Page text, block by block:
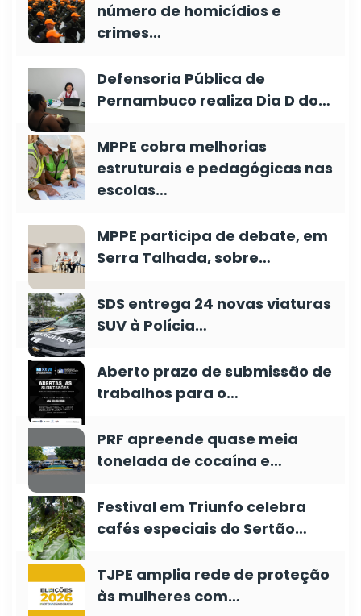
número de homicídios e
crimes…
Defensoria Pública de
Pernambuco realiza Dia D do…
MPPE cobra melhorias
estruturais e pedagógicas nas
escolas…
MPPE participa de debate, em
Serra Talhada, sobre…
SDS entrega 24 novas viaturas
SUV à Polícia…
Aberto prazo de submissão de
trabalhos para o…
PRF apreende quase meia
tonelada de cocaína e…
Festival em Triunfo celebra
cafés especiais do Sertão…
TJPE amplia rede de proteção
às mulheres com…